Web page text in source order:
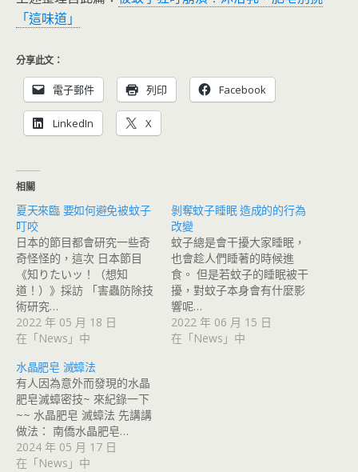
「這味道」
分享此文：
電子郵件 列印 Facebook
LinkedIn X
相關
夏天來臨 要如何避免被蚊子
叮咬
日本的節目都會研究一些奇
奇怪怪的，這次 日本節目
《知りたいッ！（想知
道！）》採訪 「害蟲防除技
術研究…
2022 年 05 月 18 日
在「News」中
剝奪蚊子睡眠 造成的的行為
改變
蚊子總是會干擾大家睡眠，
也會趁人們睡著的時候進
食。 但是若蚊子的睡眠被干
擾，對蚊子本身會有什麼影
響呢…
2022 年 06 月 15 日
在「News」中
水晶肥皂 滅蟑法
有人因為意外而發現的水晶
肥皂滅蟑密技~ 來紀錄一下
~~ 水晶肥皂 滅蟑法 先講講
做法： 南僑水晶肥皂…
2024 年 05 月 17 日
在「News」中